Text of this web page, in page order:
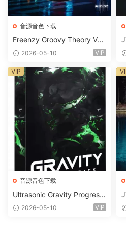
音源音色下载
Freenzy Groovy Theory Vol.
2 WAV
2026-05-10 VIP
音源音色下载
Ultrasonic Gravity Progressi
ve House Sample Pack Ulti
2026-05-10 VIP
VIP